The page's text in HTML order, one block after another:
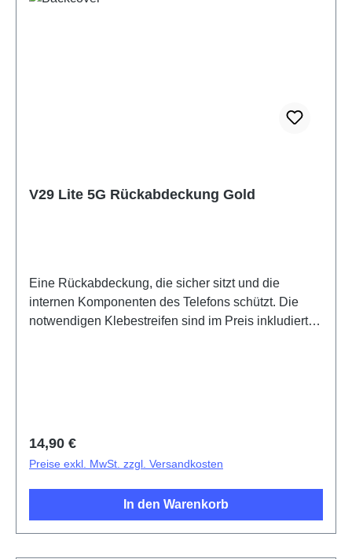
V29 Lite 5G Rückabdeckung Gold
Eine Rückabdeckung, die sicher sitzt und die
internen Komponenten des Telefons schützt. Die
notwendigen Klebestreifen sind im Preis inkludiert
Regulärer Preis:
14,90 €
Preise exkl. MwSt. zzgl. Versandkosten
In den Warenkorb